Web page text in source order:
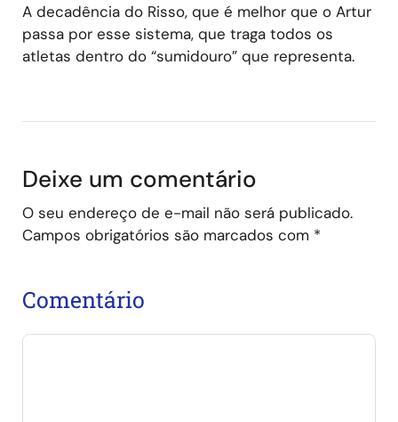
A decadência do Risso, que é melhor que o Artur
passa por esse sistema, que traga todos os
atletas dentro do “sumidouro” que representa.
Deixe um comentário
O seu endereço de e-mail não será publicado.
Campos obrigatórios são marcados com *
Comentário